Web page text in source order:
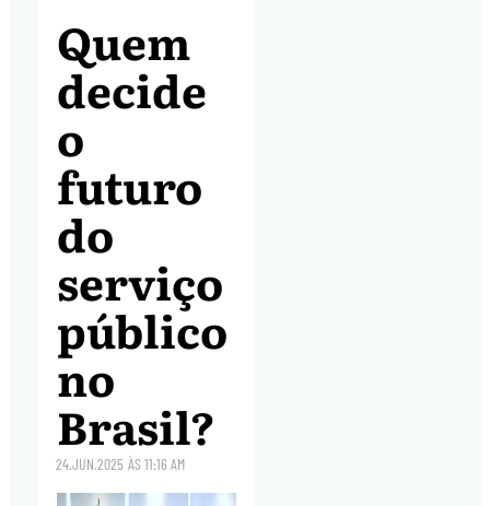
Quem
decide
o
futuro
do
serviço
público
no
Brasil?
24.JUN.2025 ÀS11:16 AM